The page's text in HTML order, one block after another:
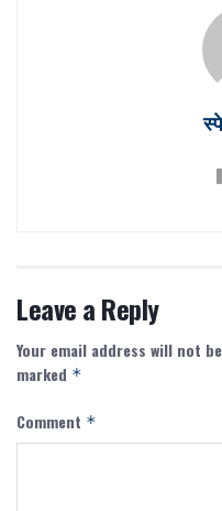
Leave a Reply
Your email address will not
marked *
Comment *